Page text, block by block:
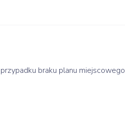
braku planu miejscowego